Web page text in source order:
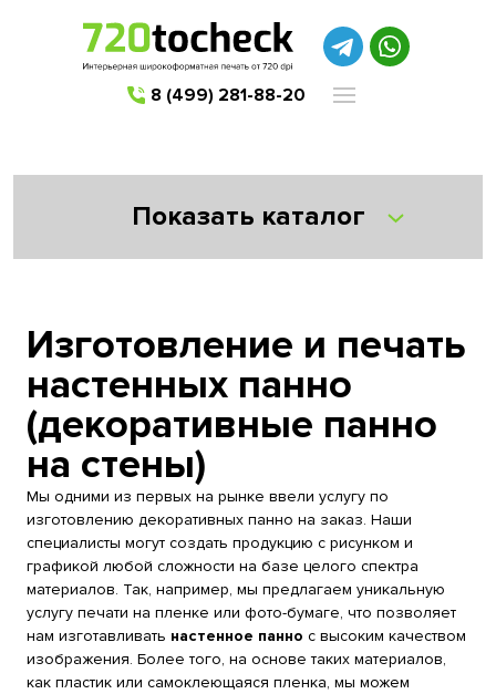
8 (499) 281-88-20
Показать каталог
Изготовление и печать
настенных панно
(декоративные панно
на стены)
Мы одними из первых на рынке ввели услугу по
изготовлению декоративных панно на заказ. Наши
специалисты могут создать продукцию с рисунком и
графикой любой сложности на базе целого спектра
материалов. Так, например, мы предлагаем уникальную
услугу печати на пленке или фото-бумаге, что позволяет
нам изготавливать настенное панно с высоким качеством
изображения. Более того, на основе таких материалов,
как пластик или самоклеющаяся пленка, мы можем